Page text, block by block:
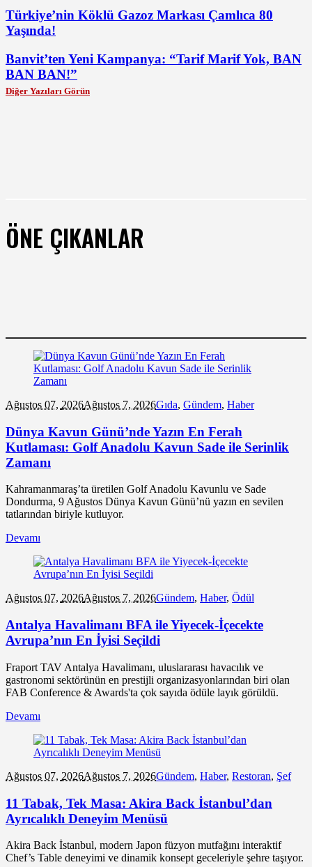
Türkiye’nin Köklü Gazoz Markası Çamlıca 80
Yaşında!
Banvit’ten Yeni Kampanya: “Tarif Marif Yok, BAN
BAN BAN!”
Diğer Yazıları Görün
ÖNE ÇIKANLAR
Ağustos 07, 2026Ağustos 7, 2026Gıda, Gündem, Haber
Dünya Kavun Günü’nde Yazın En Ferah
Kutlaması: Golf Anadolu Kavun Sade ile Serinlik
Zamanı
Kahramanmaraş’ta üretilen Golf Anadolu Kavunlu ve Sade
Dondurma, 9 Ağustos Dünya Kavun Günü’nü yazın en sevilen
tatlarından biriyle kutluyor.
Devamı
Ağustos 07, 2026Ağustos 7, 2026Gündem, Haber, Ödül
Antalya Havalimanı BFA ile Yiyecek-İçecekte
Avrupa’nın En İyisi Seçildi
Fraport TAV Antalya Havalimanı, uluslararası havacılık ve
gastronomi sektörünün en prestijli organizasyonlarından biri olan
FAB Conference & Awards'ta çok sayıda ödüle layık görüldü.
Devamı
Ağustos 07, 2026Ağustos 7, 2026Gündem, Haber, Restoran, Şef
11 Tabak, Tek Masa: Akira Back İstanbul’dan
Ayrıcalıklı Deneyim Menüsü
Akira Back İstanbul, modern Japon füzyon mutfağını interaktif
Chef’s Table deneyimi ve dinamik konsept geceleriyle şehre taşıyor.